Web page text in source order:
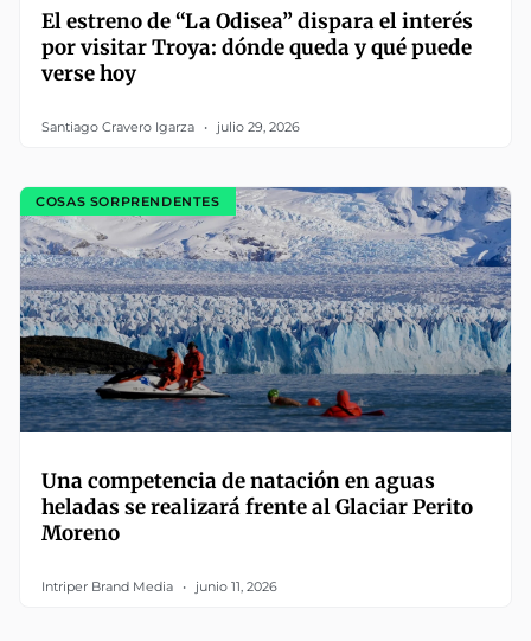
El estreno de “La Odisea” dispara el interés
por visitar Troya: dónde queda y qué puede
verse hoy
Santiago Cravero Igarza julio 29, 2026
COSAS SORPRENDENTES
Una competencia de natación en aguas
heladas se realizará frente al Glaciar Perito
Moreno
Intriper Brand Media junio 11, 2026